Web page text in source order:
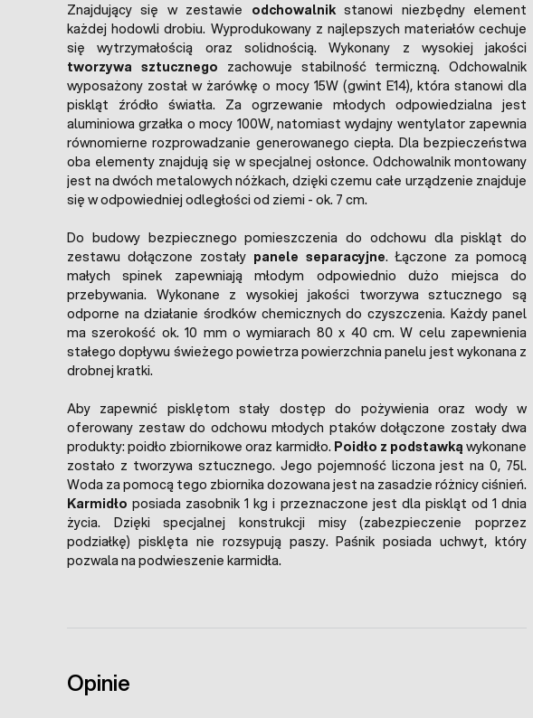
Znajdujący się w zestawie odchowalnikstanowi niezbędny element
każdej hodowli drobiu. Wyprodukowany z najlepszych materiałów cechuje
się wytrzymałością oraz solidnością. Wykonany z wysokiej jakości
tworzywa sztucznego zachowuje stabilność termiczną. Odchowalnik
wyposażony został w żarówkę o mocy 15W (gwint E14), która stanowi dla
piskląt źródło światła. Za ogrzewanie młodych odpowiedzialna jest
aluminiowa grzałka o mocy 100W, natomiast wydajny wentylator zapewnia
równomierne rozprowadzanie generowanego ciepła. Dla bezpieczeństwa
oba elementy znajdują się w specjalnej osłonce. Odchowalnik montowany
jest na dwóch metalowych nóżkach, dzięki czemu całe urządzenie znajduje
się w odpowiedniej odległości od ziemi - ok. 7 cm.
Do budowy bezpiecznego pomieszczenia do odchowu dla piskląt do
zestawu dołączone zostały panele separacyjne. Łączone za pomocą
małych spinek zapewniają młodym odpowiednio dużo miejsca do
przebywania. Wykonane z wysokiej jakości tworzywa sztucznego są
odporne na działanie środków chemicznych do czyszczenia. Każdy panel
ma szerokość ok. 10 mm o wymiarach 80 x 40 cm. W celu zapewnienia
stałego dopływu świeżego powietrza powierzchnia panelu jest wykonana z
drobnej kratki.
Aby zapewnić pisklętom stały dostęp do pożywienia oraz wody w
oferowany zestaw do odchowu młodych ptaków dołączone zostały dwa
produkty: poidło zbiornikowe oraz karmidło. Poidło z podstawką wykonane
zostało z tworzywa sztucznego. Jego pojemność liczona jest na 0, 75l.
Woda za pomocą tego zbiornika dozowana jest na zasadzie różnicy ciśnień.
Karmidło posiada zasobnik 1 kg i przeznaczone jest dla piskląt od 1 dnia
życia. Dzięki specjalnej konstrukcji misy (zabezpieczenie poprzez
podziałkę) pisklęta nie rozsypują paszy. Paśnik posiada uchwyt, który
pozwala na podwieszenie karmidła.
Opinie